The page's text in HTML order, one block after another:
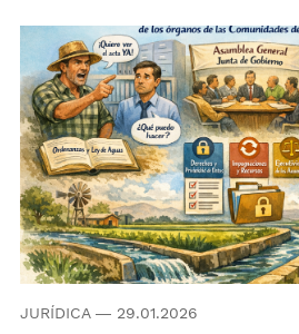
JURÍDICA — 29.01.2026